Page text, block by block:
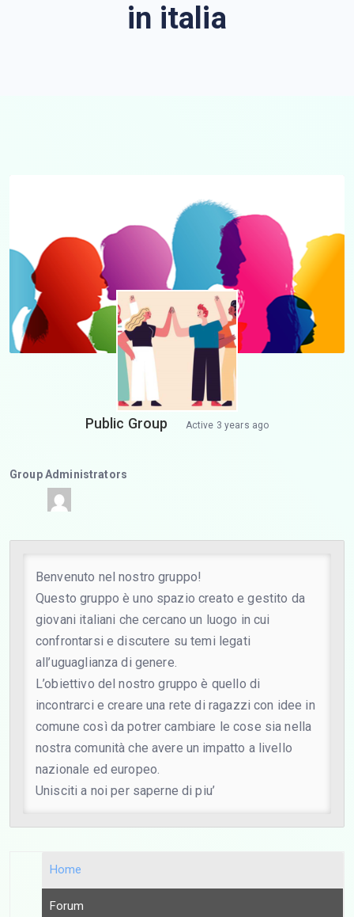
in italia
Public Group Active 3 years ago
Group
Group Administrators
Benvenuto nel nostro gruppo!
Questo gruppo è uno spazio creato e gestito da
giovani italiani che cercano un luogo in cui
confrontarsi e discutere su temi legati
all’uguaglianza di genere.
L’obiettivo del nostro gruppo è quello di
incontrarci e creare una rete di ragazzi con idee in
comune così da potrer cambiare le cose sia nella
nostra comunità che avere un impatto a livello
nazionale ed europeo.
Unisciti a noi per saperne di piu’
Home
Forum